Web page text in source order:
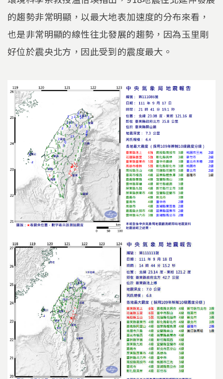
的趨勢非常明顯，以最大地表加速度的分布來看，
也是非常明顯的線性往北發展的趨勢，因為玉里剛
好位於震央北方，因此受到的震度最大。